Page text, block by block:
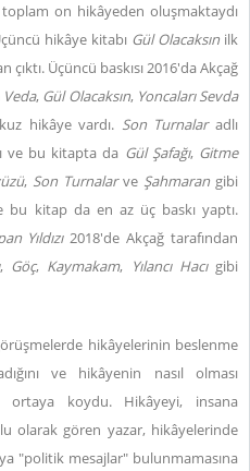
on hikâyeden oluşmaktaydı
hikâye kitabı Gül Olacaksınilk
Üçüncü baskısı 2016'da Akçağ
Veda, Gül Olacaksın, Yoncaları Sevda
hikâye vardı. Son Turnalaradlı
ve bu kitapta da Gül Şafağı, Gitme
, Son Turnalarve Şahmaran gibi
kitap da en az üç baskı yaptı.
Yıldızı2018'de Akçağ tarafından
, Göç, Kaymakam, Yılancı Hacı gibi
hikâyelerinin beslenme
ve hikâyenin nasıl olması
ortaya koydu. Hikâyeyi, insana
olarak gören yazar, hikâyelerinde
"politik mesajlar" bulunmamasına